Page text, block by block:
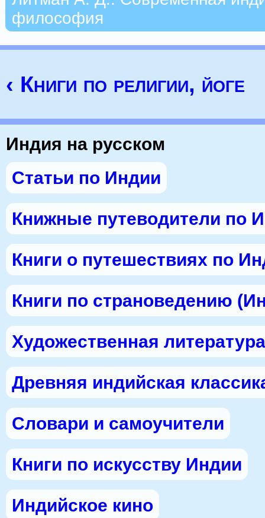
философия
‹ Книги по религии, йоге
Индия на русском
Статьи по Индии
Книжные путеводители по
Книги о путешествиях по
Книги по страноведению
Художественная
Древняя индийская
Словари и самоучители
Книги по искусству Индии
Индийское кино